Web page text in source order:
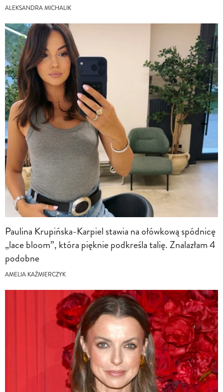
ALEKSANDRA MICHALIK
Paulina Krupińska-Karpiel stawia na ołówkową spódnicę
„lace bloom”, która pięknie podkreśla talię. Znalazłam 4
podobne
AMELIA KAŹMIERCZYK